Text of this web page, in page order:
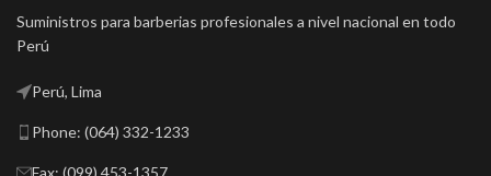
Suministros para barberias profesionales a nivel nacional en todo
Perú
Perú, Lima
Phone: (064) 332-1233
Fax: (099) 453-1357